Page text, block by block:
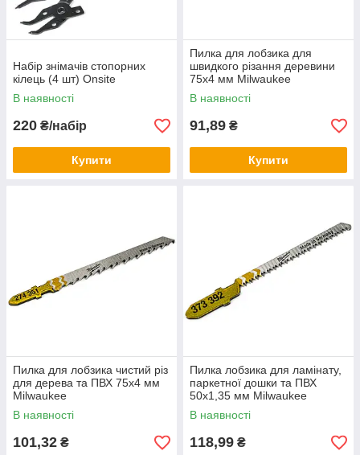
Набір знімачів стопорних
кілець (4 шт) Onsite
В наявності
220 ₴/набір
Купити
Пилка для лобзика для
швидкого різання деревини
75х4 мм Milwaukee
В наявності
91,89 ₴
Купити
Пилка для лобзика чистий різ
для дерева та ПВХ 75х4 мм
Milwaukee
В наявності
101,32 ₴
Пилка лобзика для ламінату,
паркетної дошки та ПВХ
50х1,35 мм Milwaukee
В наявності
118,99 ₴